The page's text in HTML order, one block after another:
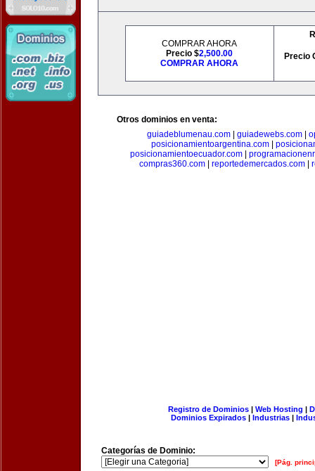
COMPRAR AHORA
Precio $2,500.00
COMPRAR AHORA
Precio
Otros dominios en venta:
guiadeblumenau.com| guiadewebs.com|
posicionamientoargentina.com|
posicionamientoecuador.com
compras360.com
reportedemercados.com
Registro de Dominios| Web Hosting |
Dominios Expirados | Industrias |
Categorías de Dominio:
[Pág.